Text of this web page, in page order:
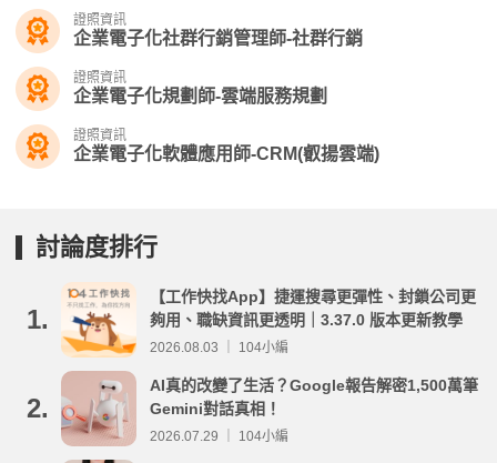
證照資訊
企業電子化社群行銷管理師-社群行銷
證照資訊
企業電子化規劃師-雲端服務規劃
證照資訊
企業電子化軟體應用師-CRM(叡揚雲端)
討論度排行
1.
【工作快找App】捷運搜尋更彈性、封鎖公司更
夠用、職缺資訊更透明｜3.37.0 版本更新教學
2026.08.03 ｜ 104小編
2.
AI真的改變了生活？Google報告解密1,500萬筆
Gemini對話真相！
2026.07.29 ｜ 104小編